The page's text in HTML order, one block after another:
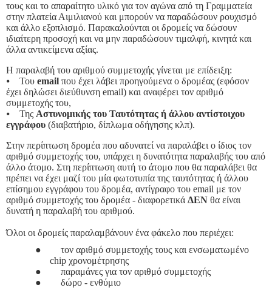
τους και το απαραίτητο υλικό για τον αγώνα από τη Γραμματεία
στην πλατεία Αιμιλιανού και μπορούν να παραδώσουν ρουχισμό
και άλλο εξοπλισμό. Παρακαλούνται οι δρομείς να δώσουν
ιδιαίτερη προσοχή και να μην παραδώσουν τιμαλφή, κινητά και
άλλα αντικείμενα αξίας.
Η παραλαβή του αριθμού συμμετοχής γίνεται με επίδειξη:
⦁ Του email που έχει λάβει προηγούμενα ο δρομέας (εφόσον
έχει δηλώσει διεύθυνση email) και αναφέρει τον αριθμό
συμμετοχής του,
⦁ Της Αστυνομικής του Ταυτότητας ή άλλου αντίστοιχου
εγγράφου (διαβατήριο, δίπλωμα οδήγησης κλπ).
Στην περίπτωση δρομέα που αδυνατεί να παραλάβει ο ίδιος τον
αριθμό συμμετοχής του, υπάρχει η δυνατότητα παραλαβής του από
άλλο άτομο. Στη περίπτωση αυτή το άτομο που θα παραλάβει θα
πρέπει να έχει μαζί του μία φωτοτυπία της ταυτότητας ή άλλου
επίσημου εγγράφου του δρομέα, αντίγραφο του email με τον
αριθμό συμμετοχής του δρομέα - διαφορετικά ΔΕΝ θα είναι
δυνατή η παραλαβή του αριθμού.
Όλοι οι δρομείς παραλαμβάνουν ένα φάκελο που περιέχει:
●
τον αριθμό συμμετοχής τους και ενσωματωμένο
chip χρονομέτρησης
●
παραμάνες για τον αριθμό συμμετοχής
●
δώρο - ενθύμιο